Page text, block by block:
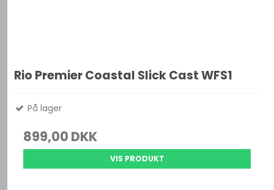
Rio Premier Coastal Slick Cast WFS1
På lager
899,00 DKK
VIS PRODUKT